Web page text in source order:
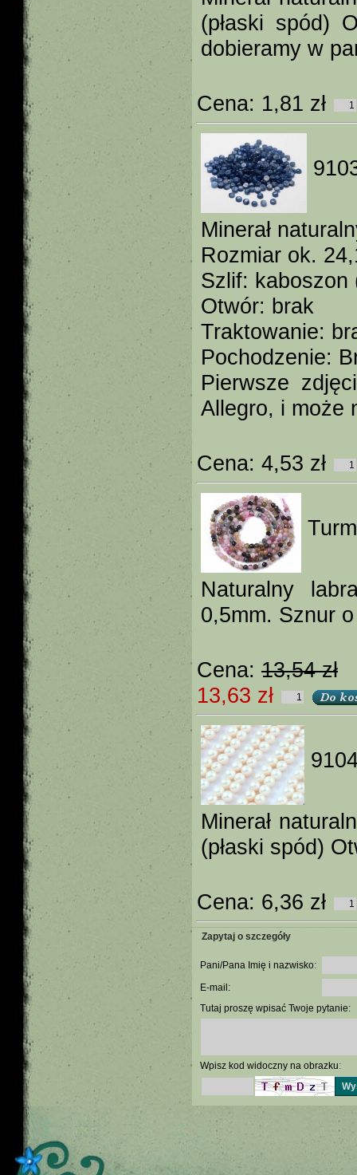
(płaski spód)
dobieramy w
Cena: 1,81 zł
Minerał
Rozmiar ok.
Szlif: kaboszon
Otwór: brak
Traktowanie:
Pochodzenie:
Pierwsze
Allegro, i może
Cena: 4,53 zł
Naturalny
0,5mm. Sznur
Cena: 13,54 zł
13,63 zł
Minerał
(płaski spód)
Cena: 6,36 zł
Zapytaj o szczegóły
Pani/Pana Imię i nazwisko:
E-mail:
Tutaj proszę wpisać Twoje pytanie:
Wpisz kod widoczny na obrazku: